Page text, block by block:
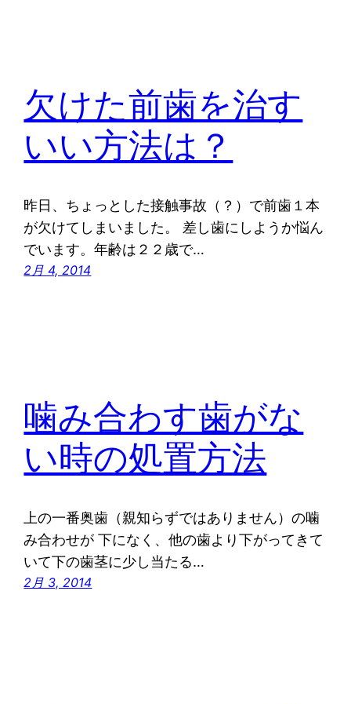
欠けた前歯を治す
いい方法は？
昨日、ちょっとした接触事故（？）で前歯１本
が欠けてしまいました。 差し歯にしようか悩ん
でいます。年齢は２２歳で…
2月 4, 2014
噛み合わす歯がな
い時の処置方法
上の一番奥歯（親知らずではありません）の噛
み合わせが 下になく、他の歯より下がってきて
いて下の歯茎に少し当たる…
2月 3, 2014